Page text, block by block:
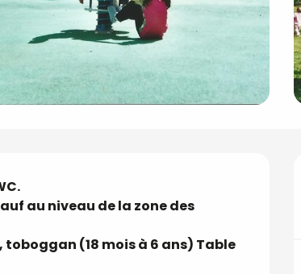
au niveau de la zone des
(18 mois à 6 ans) Table